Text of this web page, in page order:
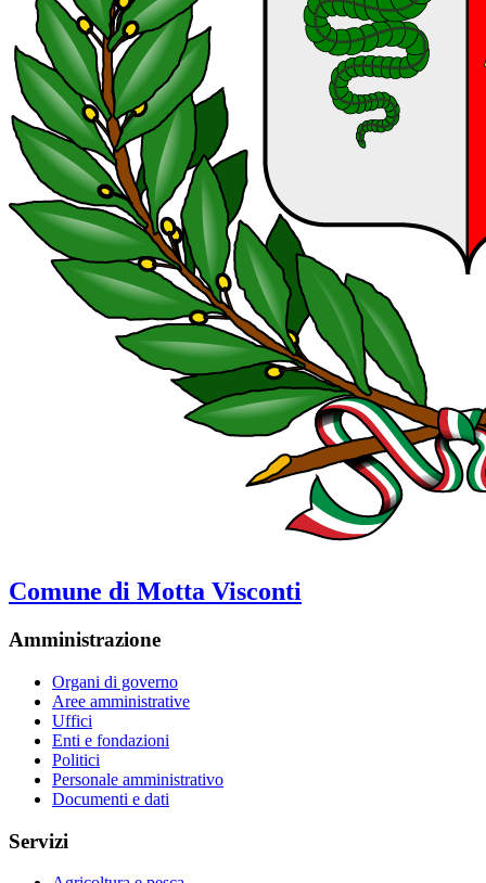
Comune di Motta Visconti
Amministrazione
Organi di governo
Aree amministrative
Uffici
Enti e fondazioni
Politici
Personale amministrativo
Documenti e dati
Servizi